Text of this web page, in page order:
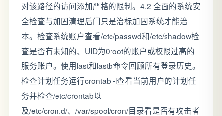
对该路径的访问添加严格的限制。4.2 全面的系统安
全检查与加固清理后门只是治标加固系统才能治
本。检查系统账户查看/etc/passwd和/etc/shadow检
查是否有未知的、UID为0root的账户或权限过高的
服务账户。使用last和lastb命令回顾所有登录历史。
检查计划任务运行crontab -l查看当前用户的计划任
务并检查/etc/crontab以
及/etc/cron.d/、/var/spool/cron/目录看是否有攻击者